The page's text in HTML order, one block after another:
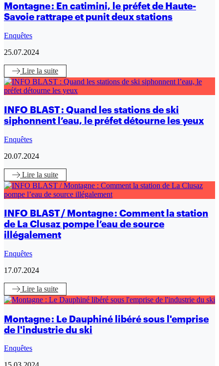
Montagne : En catimini, le préfet de Haute-
Savoie rattrape et punit deux stations
Enquêtes
25.07.2024
Lire la suite
INFO BLAST : Quand les stations de ski
siphonnent l’eau, le préfet détourne les yeux
Enquêtes
20.07.2024
Lire la suite
INFO BLAST / Montagne : Comment la station
de La Clusaz pompe l’eau de source
illégalement
Enquêtes
17.07.2024
Lire la suite
Montagne : Le Dauphiné libéré sous l'emprise
de l'industrie du ski
Enquêtes